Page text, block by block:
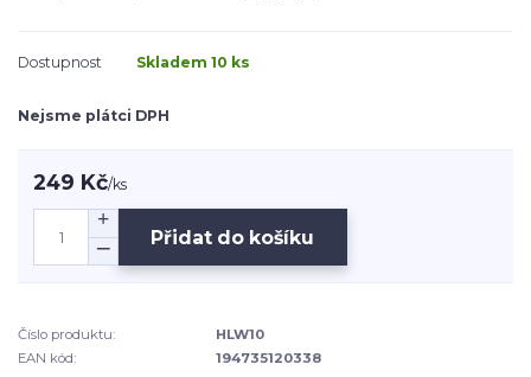
Dostupnost Skladem 10 ks
Nejsme plátci DPH
249 Kč/ks
Přidat do košíku
Číslo produktu:
HLW10
EAN kód:
194735120338